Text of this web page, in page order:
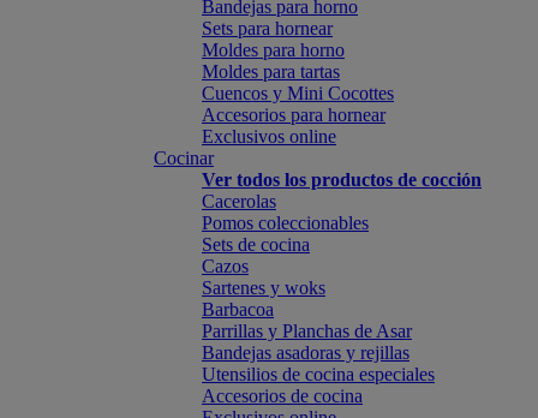
Bandejas para horno
Sets para hornear
Moldes para horno
Moldes para tartas
Cuencos y Mini Cocottes
Accesorios para hornear
Exclusivos online
Cocinar
Ver todos los productos de cocción
Cacerolas
Pomos coleccionables
Sets de cocina
Cazos
Sartenes y woks
Barbacoa
Parrillas y Planchas de Asar
Bandejas asadoras y rejillas
Utensilios de cocina especiales
Accesorios de cocina